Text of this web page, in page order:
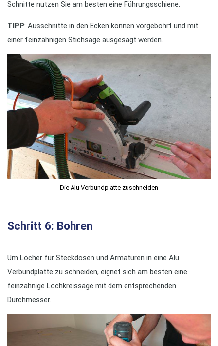
Schnitte nutzen Sie am besten eine Führungsschiene.
TIPP: Ausschnitte in den Ecken können vorgebohrt und mit
einer feinzahnigen Stichsäge ausgesägt werden.
Die Alu Verbundplatte zuschneiden
Schritt 6: Bohren
Um Löcher für Steckdosen und Armaturen in eine Alu
Verbundplatte zu schneiden, eignet sich am besten eine
feinzahnige Lochkreissäge mit dem entsprechenden
Durchmesser.